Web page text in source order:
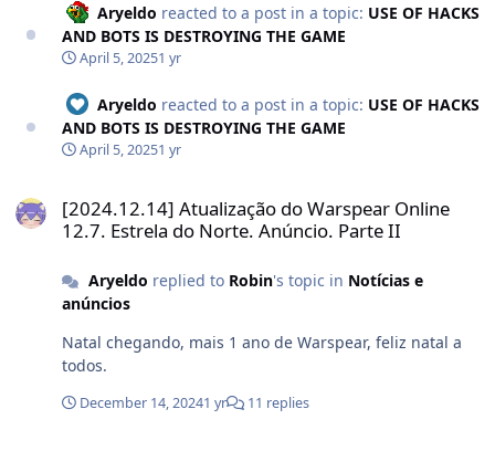
Aryeldo reacted to a post in a topic: USE OF HACKS
AND BOTS IS DESTROYING THE GAME
April 5, 20251 yr
Aryeldo reacted to a post in a topic: USE OF HACKS
AND BOTS IS DESTROYING THE GAME
April 5, 20251 yr
[2024.12.14] Atualização do Warspear Online
12.7. Estrela do Norte. Anúncio. Parte II
Aryeldo replied to Robin's topic in Notícias e
anúncios
Natal chegando, mais 1 ano de Warspear, feliz natal a
todos.
December 14, 20241 yr 11 replies